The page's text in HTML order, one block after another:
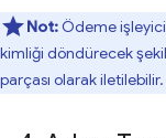
Not: Ödeme
kimliği döndürecek
parçası olarak iletilebilir.